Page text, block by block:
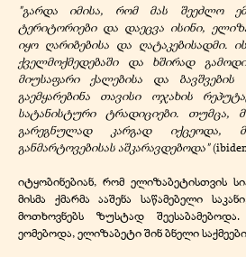
"გარდა იმისა, რომ მას შეეძლო
ტერიტორიები და დაეცვა ისინი,
იყო ღარიბებისა და ღატაკებისადმი.
ქველმოქმედებაში და ხშირად
მიუსაფარი ქალებისა და ბავშვების
გაემყარებინა თავისი ოჯახის
სატანისტური ტრადიციები. თუმცა,
გარეგნულად კარგად იქცეოდა,
განმარტოვებისას აშკარავდებოდა"
იტყობინებიან, რომ ელიზაბეტისთვის
მისმა ქმარმა ააშენა საწამებელი
მოთხოვნებს ზუსტად
ეომებოდა, ელიზაბეტი შინ ბნელი